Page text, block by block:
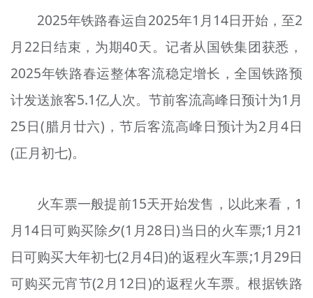
2025年铁路春运自2025年1月14日开始，至2
月22日结束，为期40天。记者从国铁集团获悉，
2025年铁路春运整体客流稳定增长，全国铁路预
计发送旅客5.1亿人次。节前客流高峰日预计为1月
25日(腊月廿六)，节后客流高峰日预计为2月4日
(正月初七)。
火车票一般提前15天开始发售，以此来看，1
月14日可购买除夕(1月28日)当日的火车票;1月21
日可购买大年初七(2月4日)的返程火车票;1月29日
可购买元宵节(2月12日)的返程火车票。根据铁路